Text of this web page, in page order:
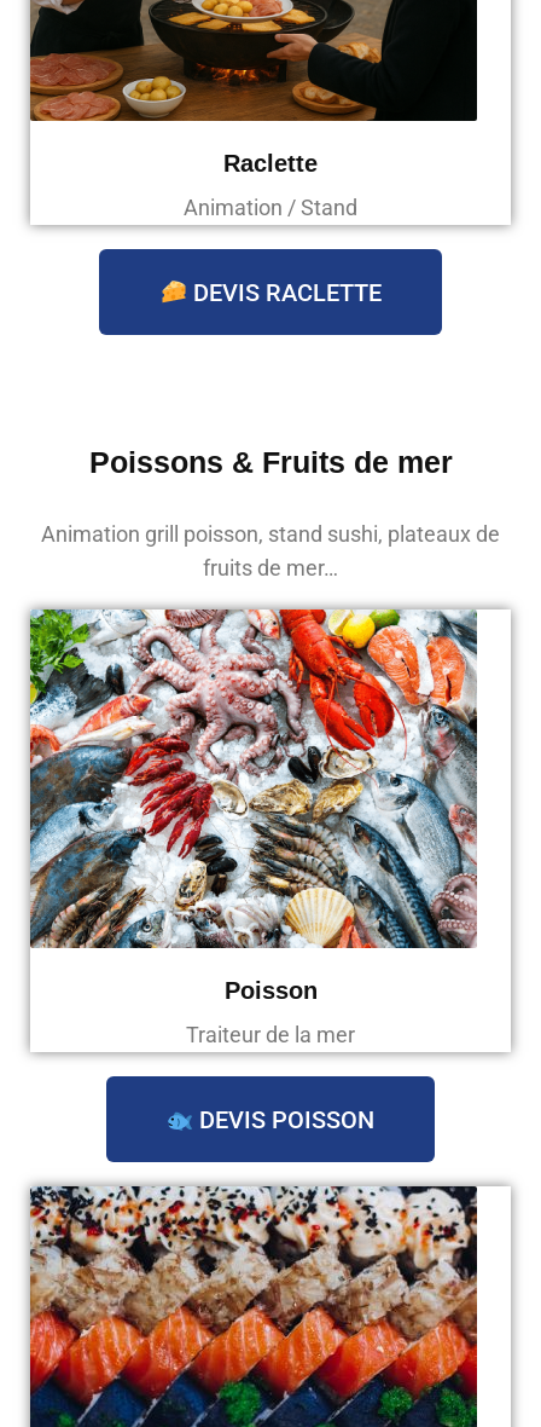
Raclette
Animation / Stand
DEVIS RACLETTE
Poissons & Fruits de mer
Animation grill poisson, stand sushi, plateaux de
fruits de mer…
Poisson
Traiteur de la mer
DEVIS POISSON